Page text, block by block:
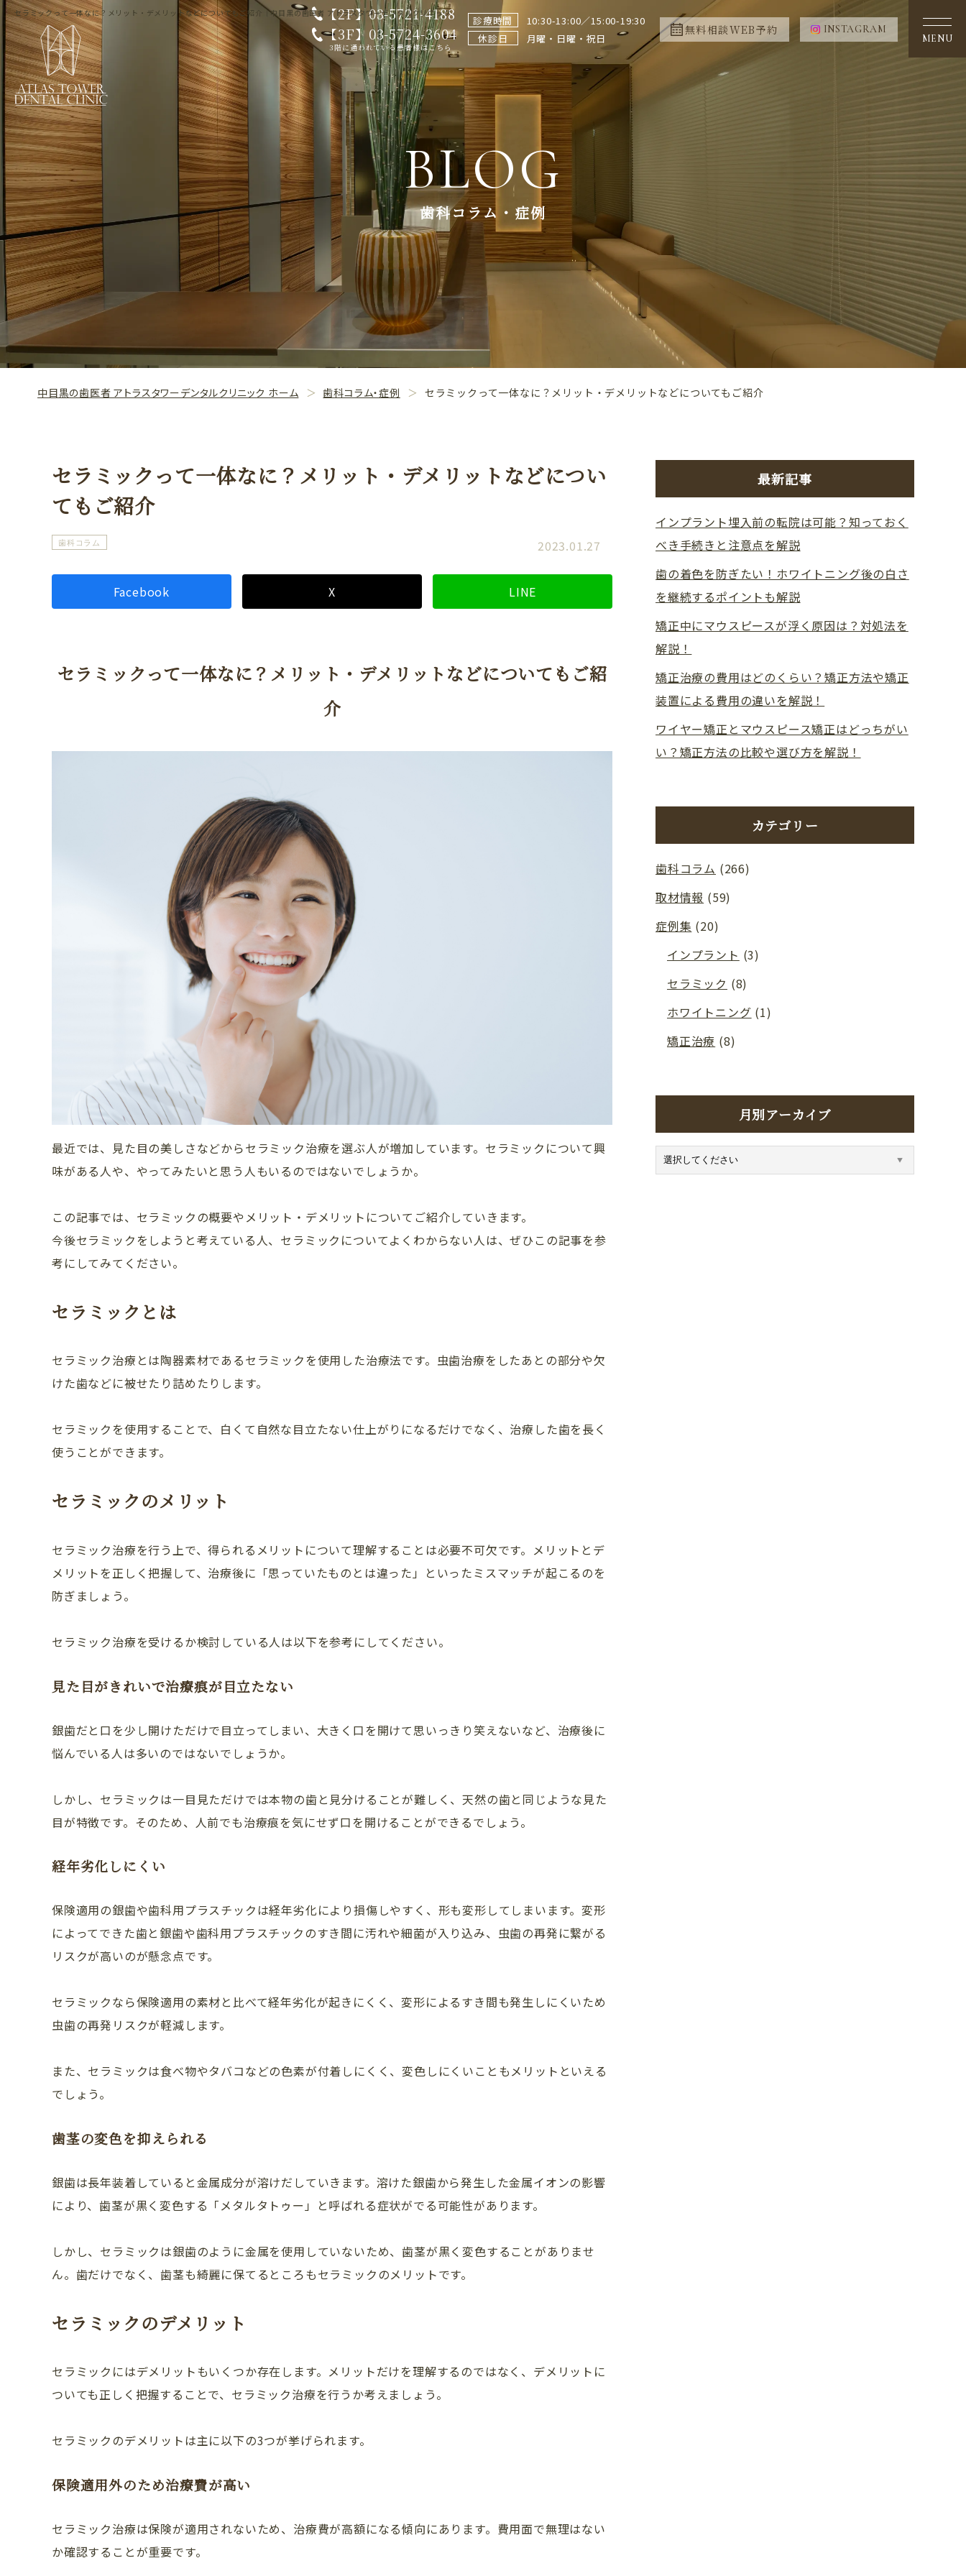
セラミックって一体なに？メリット・デメリットなどについてもご紹介｜中目黒の歯医者 アトラスタワーデンタルクリニック
【2F】03-5721-4188
【3F】03-5724-3604
3階に通われている患者様はこちら
診療時間
10:30-13:00／15:00-19:30
休診日
月曜・日曜・祝日
無料相談WEB予約 INSTAGRAM
MENU
CLINIC CONTENTS
ホーム
ドクター紹介
新着情報
求人情報
TREATMENT CONTENTS
診療一覧
BLOG
歯科コラム・症例
中目黒の歯医者 アトラスタワーデンタルクリニック ホーム 歯科コラム・症例 セラミックって一体なに？メリット・デメリットなどについてもご紹介
セラミックって一体なに？メリット・デメリットなどについ
てもご紹介
歯科コラム 2023.01.27
Facebook X LINE
セラミックって一体なに？メリット・デメリットなどについてもご紹
介
最近では、見た目の美しさなどからセラミック治療を選ぶ人が増加しています。セラミックについて興
味がある人や、やってみたいと思う人もいるのではないでしょうか。
この記事では、セラミックの概要やメリット・デメリットについてご紹介していきます。
今後セラミックをしようと考えている人、セラミックについてよくわからない人は、ぜひこの記事を参
考にしてみてください。
セラミックとは
セラミック治療とは陶器素材であるセラミックを使用した治療法です。虫歯治療をしたあとの部分や欠
けた歯などに被せたり詰めたりします。
セラミックを使用することで、白くて自然な目立たない仕上がりになるだけでなく、治療した歯を長く
使うことができます。
セラミックのメリット
セラミック治療を行う上で、得られるメリットについて理解することは必要不可欠です。メリットとデ
メリットを正しく把握して、治療後に「思っていたものとは違った」といったミスマッチが起こるのを
防ぎましょう。
セラミック治療を受けるか検討している人は以下を参考にしてください。
見た目がきれいで治療痕が目立たない
銀歯だと口を少し開けただけで目立ってしまい、大きく口を開けて思いっきり笑えないなど、治療後に
悩んでいる人は多いのではないでしょうか。
しかし、セラミックは一目見ただけでは本物の歯と見分けることが難しく、天然の歯と同じような見た
目が特徴です。そのため、人前でも治療痕を気にせず口を開けることができるでしょう。
経年劣化しにくい
保険適用の銀歯や歯科用プラスチックは経年劣化により損傷しやすく、形も変形してしまいます。変形
によってできた歯と銀歯や歯科用プラスチックのすき間に汚れや細菌が入り込み、虫歯の再発に繋がる
リスクが高いのが懸念点です。
セラミックなら保険適用の素材と比べて経年劣化が起きにくく、変形によるすき間も発生しにくいため
虫歯の再発リスクが軽減します。
また、セラミックは食べ物やタバコなどの色素が付着しにくく、変色しにくいこともメリットといえる
でしょう。
歯茎の変色を抑えられる
銀歯は長年装着していると金属成分が溶けだしていきます。溶けた銀歯から発生した金属イオンの影響
により、歯茎が黒く変色する「メタルタトゥー」と呼ばれる症状がでる可能性があります。
しかし、セラミックは銀歯のように金属を使用していないため、歯茎が黒く変色することがありませ
ん。歯だけでなく、歯茎も綺麗に保てるところもセラミックのメリットです。
セラミックのデメリット
セラミックにはデメリットもいくつか存在します。メリットだけを理解するのではなく、デメリットに
ついても正しく把握することで、セラミック治療を行うか考えましょう。
セラミックのデメリットは主に以下の3つが挙げられます。
保険適用外のため治療費が高い
セラミック治療は保険が適用されないため、治療費が高額になる傾向にあります。費用面で無理はない
か確認することが重要です。
最新記事
インプラント埋入前の転院は可能？知っておく
べき手続きと注意点を解説
歯の着色を防ぎたい！ホワイトニング後の白さ
を継続するポイントも解説
矯正中にマウスピースが浮く原因は？対処法を
解説！
矯正治療の費用はどのくらい？矯正方法や矯正
装置による費用の違いを解説！
ワイヤー矯正とマウスピース矯正はどっちがい
い？矯正方法の比較や選び方を解説！
カテゴリー
歯科コラム (266)
取材情報 (59)
症例集 (20)
インプラント (3)
セラミック (8)
ホワイトニング (1)
矯正治療 (8)
月別アーカイブ